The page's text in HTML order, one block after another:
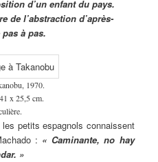
d’un enfant du pays.
de l’abstraction d’après-
à pas.
1970.
x 25,5 cm.
petits espagnols connaissent
: « Caminante, no hay
»